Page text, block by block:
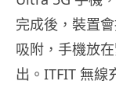
完成後，裝置
吸附，手機放
出。ITFIT 無線